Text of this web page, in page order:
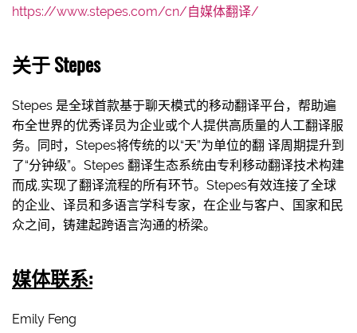
https://www.stepes.com/cn/自媒体翻译/
关于Stepes
Stepes 是全球首款基于聊天模式的移动翻译平台，帮助遍
布全世界的优秀译员为企业或个人提供高质量的人工翻译服
务。同时，Stepes将传统的以“天”为单位的翻 译周期提升到
了“分钟级”。Stepes 翻译生态系统由专利移动翻译技术构建
而成,实现了翻译流程的所有环节。Stepes有效连接了全球
的企业、译员和多语言学科专家，在企业与客户、国家和民
众之间，铸建起跨语言沟通的桥梁。
媒体联系:
Emily Feng